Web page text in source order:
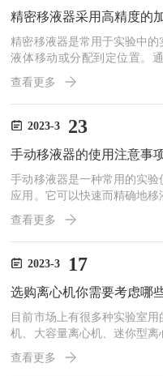
患。颜色多样化，可以使科
如，如...
精密移液器采用高精度的
精密移液器是常用于实验中
液体移动或分配到定位置。
类。无论哪种类型的，其基
行液体的移动。在使用移液器
液器头，通常为吸头或释放
移液器完成吸取或释放液体的
点：1、高精度的分配能力：
确地...
查看更多
2023-3 23
手动移液器的使用注意事
手动移液器是一种常用的实
应用。它可以快速而精确地移
验工作的效率。通常由三个
吸头插入到溶液中，活塞内压
旋转调节杆，能够改变活塞
需要注意以下几点：1.使用
换，并在每次使用前用纯水
液时，吸头先碰到液体底部，
查看更多
2023-3 17
选购离心机你需要考虑哪
目前市场上有很多种实验室
机、大容量离心机、迷你型离
等离心机设备。但是如何选
心机，你需要考虑哪些问题
查看更多